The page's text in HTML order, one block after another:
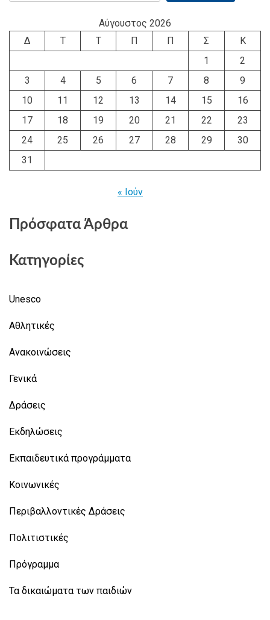
Αύγουστος 2026
Δ
Τ Τ Π Π Σ
Κ
1
2
3
4 5 6 7 8
9
10
11 12 13 14 15
16
17
18 19 20 21 22
23
24
25 26 27 28 29
30
31
« Ιούν
Πρόσφατα Άρθρα
Κατηγορίες
Unesco
Αθλητικές
Ανακοινώσεις
Γενικά
Δράσεις
Εκδηλώσεις
Εκπαιδευτικά προγράμματα
Κοινωνικές
Περιβαλλοντικές Δράσεις
Πολιτιστικές
Πρόγραμμα
Τα δικαιώματα των παιδιών